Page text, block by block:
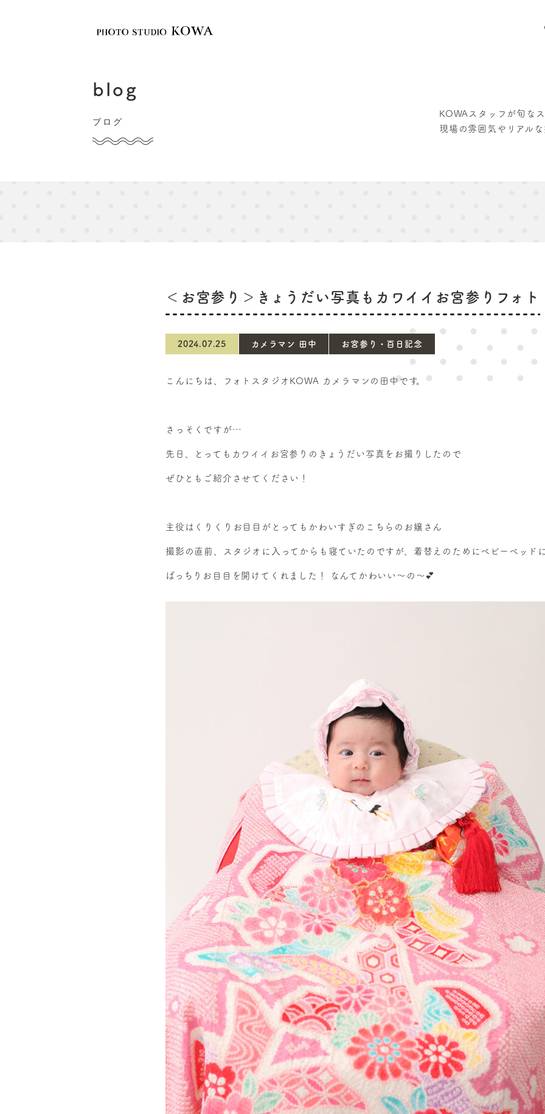
blog
ブログ
KOWAスタッフが旬な
現場の雰囲気やリアル
＜お宮参り＞きょうだい写真もカワイイお宮参りフォト
2024.07.25 カメラマン 田中 お宮参り・百日記念
こんにちは、フォトスタジオKOWA カメラマンの田中です。
さっそくですが…
先日、とってもカワイイお宮参りのきょうだい写真をお撮りしたので
ぜひともご紹介させてください！
主役はくりくりお目目がとってもかわいすぎのこちらのお嬢さん
撮影の直前、スタジオに入ってからも寝ていたのですが、着替えのためにベビーベッド
ぱっちりお目目を開けてくれました！ なんてかわいい～の～💕